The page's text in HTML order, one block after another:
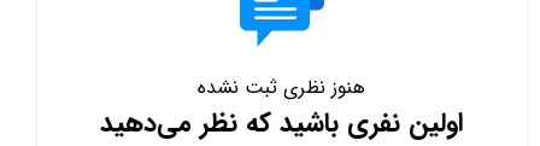
هنوز نظری ثبت نشده
اولین نفری باشید که نظر می‌دهید